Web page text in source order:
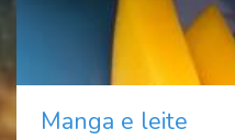
Manga e leite